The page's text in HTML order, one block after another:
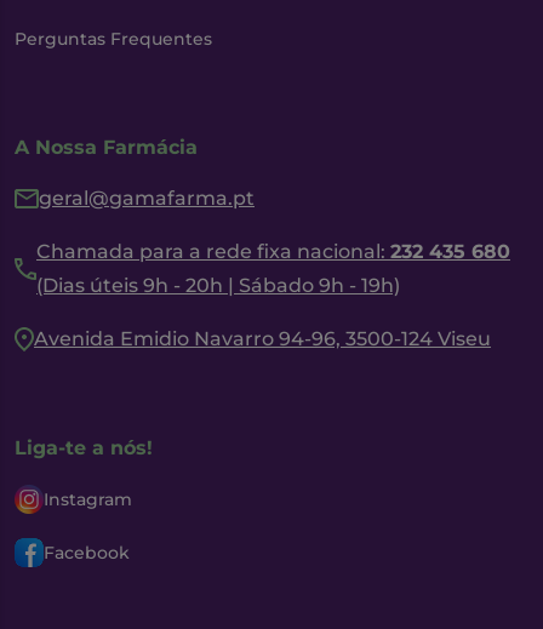
Perguntas Frequentes
A Nossa Farmácia
geral@gamafarma.pt
Chamada para a rede fixa nacional: 232 435 680
(Dias úteis 9h - 20h | Sábado 9h - 19h)
Avenida Emidio Navarro 94-96, 3500-124 Viseu
Liga-te a nós!
Instagram
Facebook